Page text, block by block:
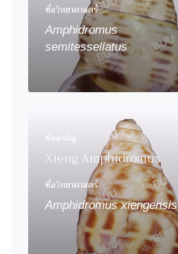
ชื่อวิทยาศาสตร์
Amphidromus
semitessellatus
ชื่อสามัญ
Xieng Amphidromus
ชื่อวิทยาศาสตร์
Amphidromus xiengensis